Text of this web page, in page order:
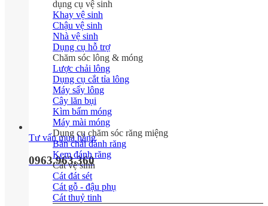
Tư vấn mua hàng
0963.963.360
dụng cụ vệ sinh
Khay vệ sinh
Chậu vệ sinh
Nhà vệ sinh
Dụng cụ hỗ trợ
Chăm sóc lông & móng
Lược chải lông
Dụng cụ cắt tỉa lông
Máy sấy lông
Cây lăn bụi
Kìm bấm móng
Máy mài móng
Dụng cụ chăm sóc răng miệng
Bàn chải đánh răng
Kem đánh răng
Cát vệ sinh
Cát đát sét
Cát gỗ - đậu phụ
Cát thuỷ tinh